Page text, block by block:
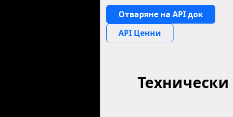
Отваряне на API док
API Ценни